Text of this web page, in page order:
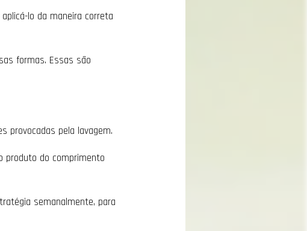
lo da maneira correta
formas. Essas são
provocadas pela lavagem.
produto do comprimento
semanalmente, para